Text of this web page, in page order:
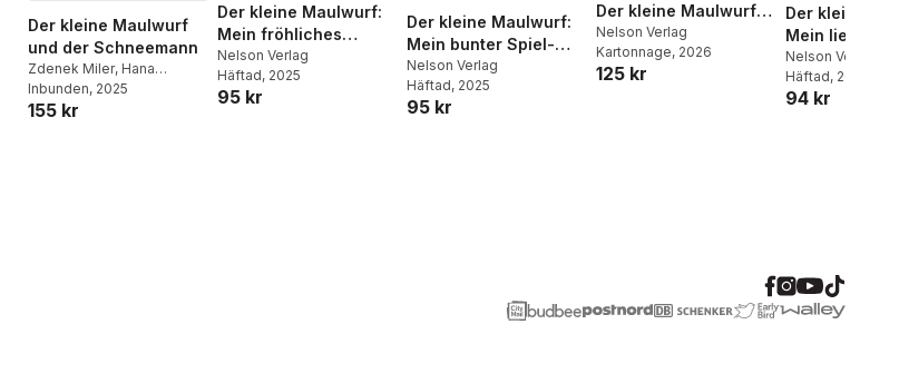
Der kleine Maulwurf
und der Schneemann
Zdenek Miler, Hana
Doskocilova
Inbunden, 2025
155 kr
Der kleine Maulwurf:
Mein fröhliches
Rätselbuch
Nelson Verlag
Häftad, 2025
95 kr
Der kleine Maulwurf:
Mein bunter Spiel-
und Spaß-Block
Nelson Verlag
Häftad, 2025
95 kr
Der kleine Maulwurf
macht ein Picknick
Nelson Verlag
Kartonnage, 2026
125 kr
Der kleine
Mein liebstes
Stickerbuch
Nelson Verlag
Häftad, 2025
94 kr